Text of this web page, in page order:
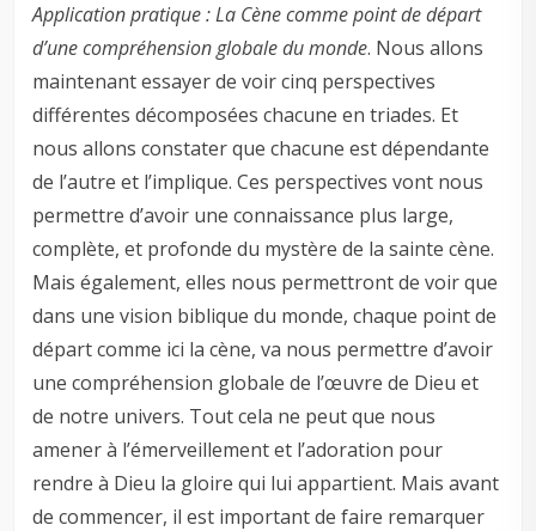
Application pratique : La Cène comme point de départ
d’une compréhension globale du monde. Nous allons
maintenant essayer de voir cinq perspectives
différentes décomposées chacune en triades. Et
nous allons constater que chacune est dépendante
de l’autre et l’implique. Ces perspectives vont nous
permettre d’avoir une connaissance plus large,
complète, et profonde du mystère de la sainte cène.
Mais également, elles nous permettront de voir que
dans une vision biblique du monde, chaque point de
départ comme ici la cène, va nous permettre d’avoir
une compréhension globale de l’œuvre de Dieu et
de notre univers. Tout cela ne peut que nous
amener à l’émerveillement et l’adoration pour
rendre à Dieu la gloire qui lui appartient. Mais avant
de commencer, il est important de faire remarquer